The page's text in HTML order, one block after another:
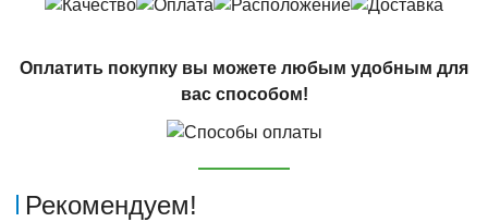
Оплатить покупку вы можете любым удобным для
вас способом!
Рекомендуем!